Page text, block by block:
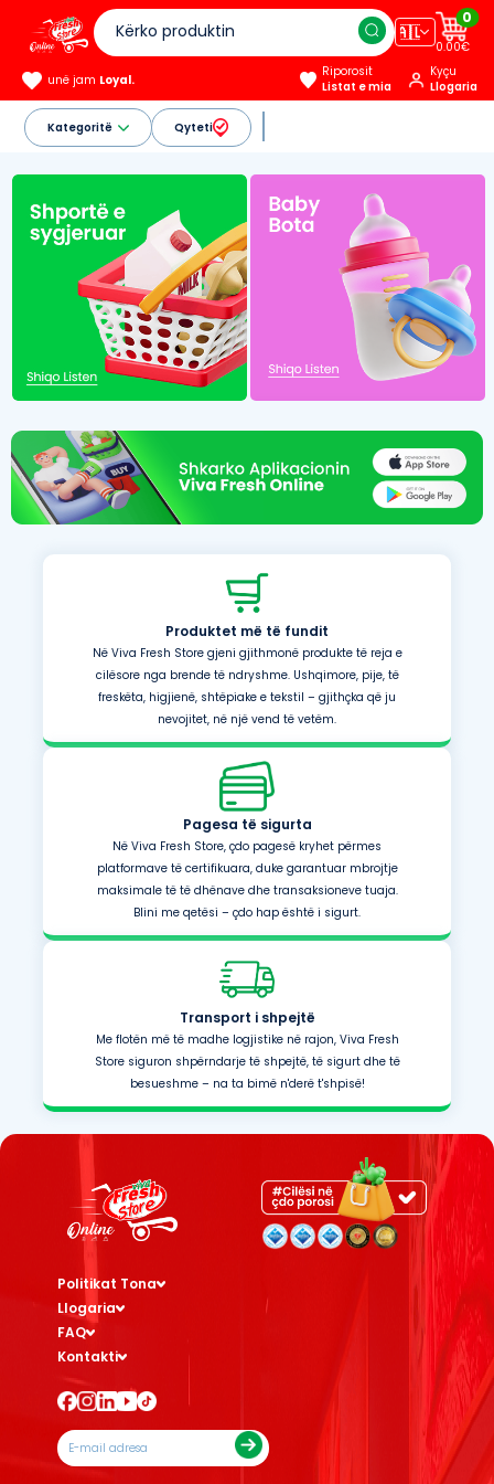
🇦🇱
0
0.00€
unë jam Loyal.
Riporosit
Listat e mia
Kyçu
Llogaria
Kategoritë Qyteti
Produktet më të fundit
Në Viva Fresh Store gjeni gjithmonë produkte të reja e
cilësore nga brende të ndryshme. Ushqimore, pije, të
freskëta, higjienë, shtëpiake e tekstil – gjithçka që ju
nevojitet, në një vend të vetëm.
Pagesa të sigurta
Në Viva Fresh Store, çdo pagesë kryhet përmes
platformave të certifikuara, duke garantuar mbrojtje
maksimale të të dhënave dhe transaksioneve tuaja.
Blini me qetësi – çdo hap është i sigurt.
Transport i shpejtë
Me flotën më të madhe logjistike në rajon, Viva Fresh
Store siguron shpërndarje të shpejtë, të sigurt dhe të
besueshme – na ta bimë n'derë t'shpisë!
Politikat Tona
Llogaria
FAQ
Kontakti